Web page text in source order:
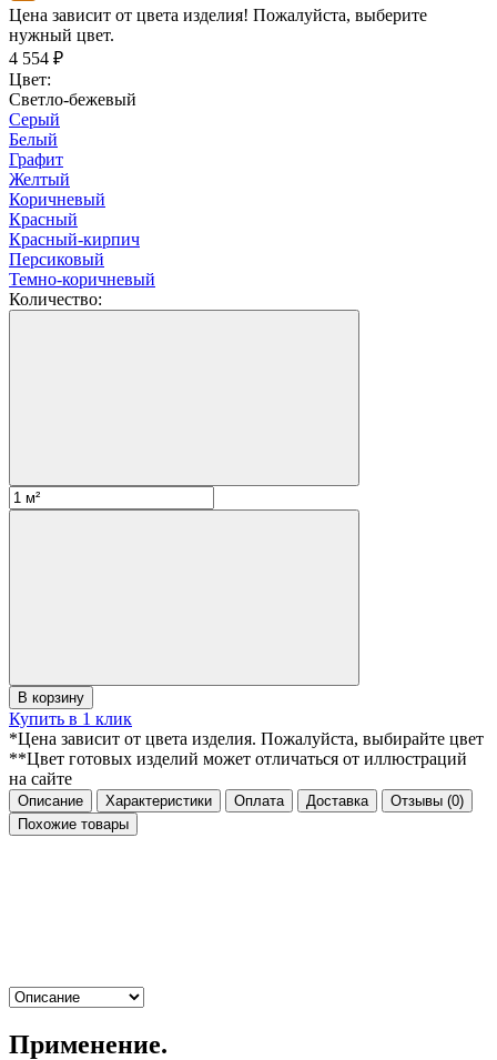
Цена зависит от цвета изделия! Пожалуйста, выберите
нужный цвет.
4 554 ₽
Цвет:
Светло-бежевый
Серый
Белый
Графит
Желтый
Коричневый
Красный
Красный-кирпич
Персиковый
Темно-коричневый
Количество:
В корзину
Купить в 1 клик
*Цена зависит от цвета изделия. Пожалуйста, выбирайте цвет
**Цвет готовых изделий может отличаться от иллюстраций
на сайте
Описание Характеристики Оплата Доставка Отзывы (0)
Похожие товары
Применение.